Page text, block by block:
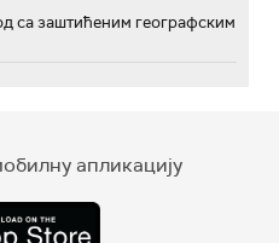
са заштићеним географским
апликацију